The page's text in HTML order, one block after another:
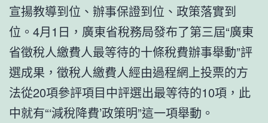
宣揚教導到位、辦事保證到位、政策落實到
位。4月1日，廣東省稅務局發布了第三屆“廣東
省徵稅人繳費人最等待的十條稅費辦事舉動”評
選成果，徵稅人繳費人經由過程網上投票的方
法從20項參評項目中評選出最等待的10項，此
中就有“‘減稅降費’政策明”這一項舉動。